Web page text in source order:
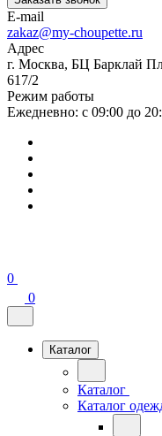
E-mail
zakaz@my-choupette.ru
Адрес
г. Москва, БЦ Барклай
617/2
Режим работы
Ежедневно: с 09:00 до
0
0
Каталог
Каталог
Каталог